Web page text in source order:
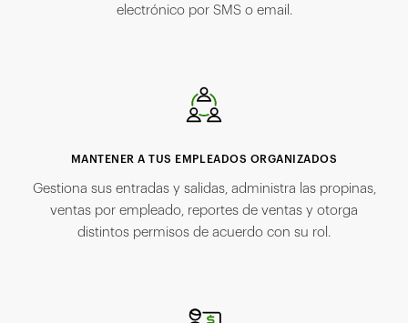
electrónico por SMS o email.
MANTENER A TUS EMPLEADOS ORGANIZADOS
Gestiona sus entradas y salidas, administra las propinas,
ventas por empleado, reportes de ventas y otorga
distintos permisos de acuerdo con su rol.